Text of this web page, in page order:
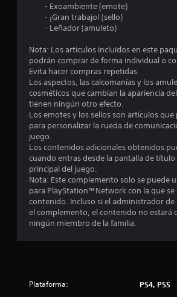
- Exoambiente (emote)
- ¡Gran trabajo! (sello)
- Leñador (amuleto)
Nota: Los artículos incluidos en este
podrán comprar de forma individual o
Evita hacer compras repetidas.
Los aspectos, las calcomanías y los
cosméticos que cambian la apariencia
tienen ningún otro efecto.
Los emotes y los sellos son artículos que
para personalizar la rueda de
juego.
Los contenidos adicionales obtenidos
cuando entras desde la pantalla de título
principal del juego.
Nota: Este complemento solo se puede
para PlayStation™Network con la que se
contenido. Incluso si el administrador de
el complemento, el contenido no estará
ningún miembro de la familia.
Plataforma: PS4, PS5